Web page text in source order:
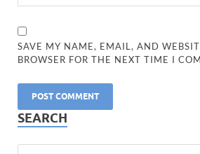
SAVE MY NAME, EMAIL, AND
BROWSER FOR THE NEXT TIME I
SEARCH